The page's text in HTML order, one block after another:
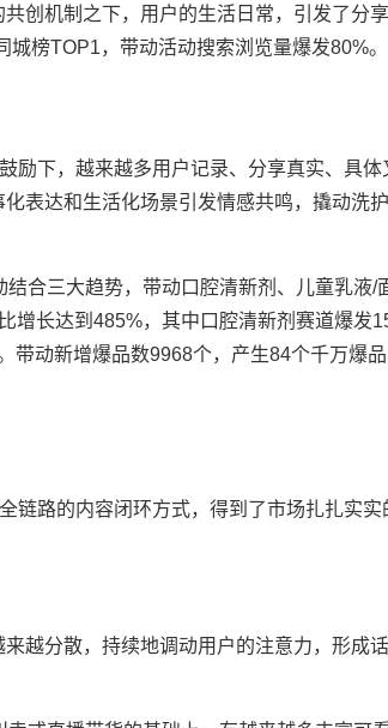
创机制之下，用户的生活日常，引发了分
榜TOP1，带动活动搜索浏览量爆发80%。
下，越来越多用户记录、分享真实、具体
表达和生活化场景引发情感共鸣，撬动洗
合三大趋势，带动口腔清新剂、儿童乳液/
增长达到485%，其中口腔清新剂赛道爆发
动新增爆品数9968个，产生84个千万爆品
路的内容闭环方式，得到了市场扎扎实实
越分散，持续地调动用户的注意力，形成